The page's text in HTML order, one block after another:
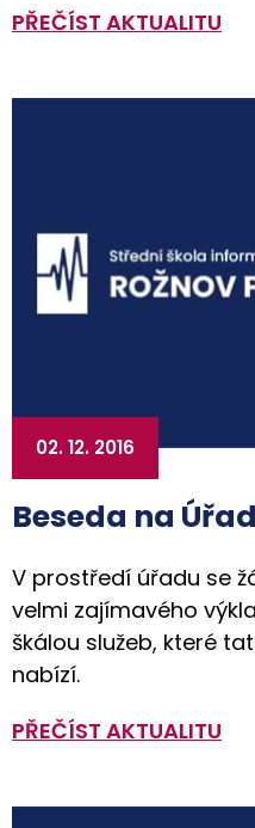
PŘEČÍST AKTUALITU
Beseda na
02. 12. 2016
V prostředí úřadu se
velmi zajímavého
škálou služeb, které
nabízí.
PŘEČÍST AKTUALITU